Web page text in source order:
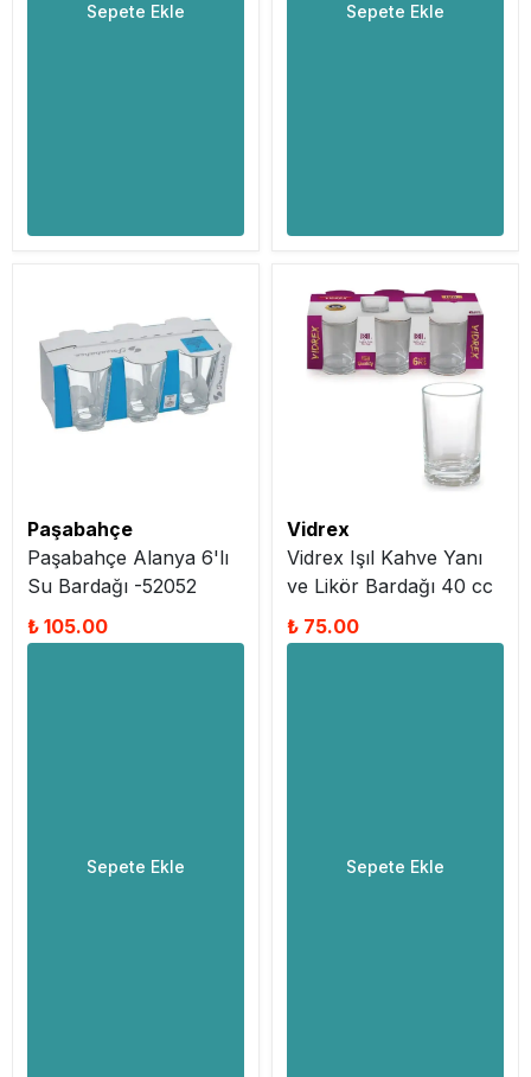
Sepete Ekle Sepete Ekle
Paşabahçe
Paşabahçe Alanya 6'lı
Su Bardağı -52052
₺ 105.00
Sepete Ekle
Vidrex
Vidrex Işıl Kahve Yanı
ve Likör Bardağı 40 cc
₺ 75.00
Sepete Ekle